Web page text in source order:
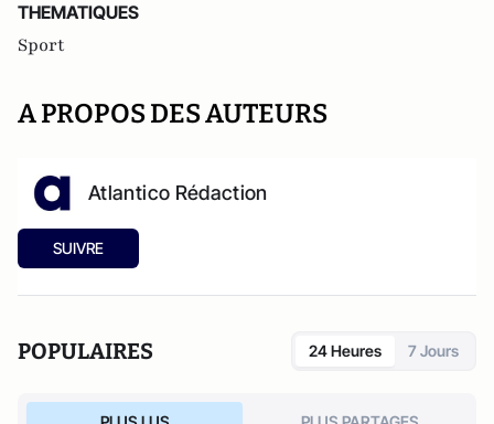
THEMATIQUES
Sport
A PROPOS DES AUTEURS
Atlantico Rédaction
SUIVRE
POPULAIRES 24 Heures 7 Jours